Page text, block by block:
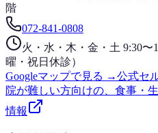
階
072-841-0808
火・水・木・金・土 9:30〜
曜・祝日休診）
Googleマップで見る →公式セ
院が難しい方向けの、食事・
情報